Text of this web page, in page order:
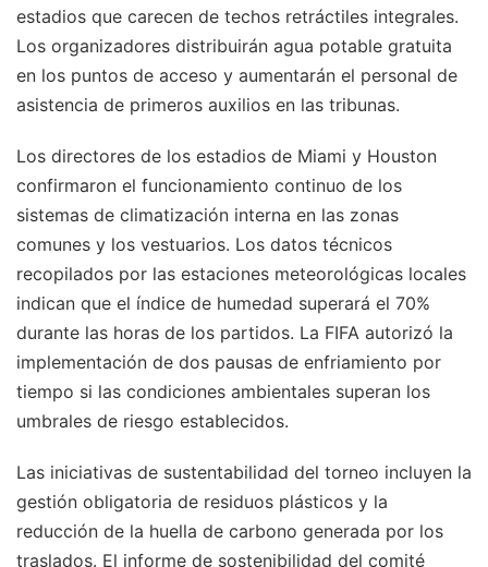
estadios que carecen de techos retráctiles integrales.
Los organizadores distribuirán agua potable gratuita
en los puntos de acceso y aumentarán el personal de
asistencia de primeros auxilios en las tribunas.
Los directores de los estadios de Miami y Houston
confirmaron el funcionamiento continuo de los
sistemas de climatización interna en las zonas
comunes y los vestuarios. Los datos técnicos
recopilados por las estaciones meteorológicas locales
indican que el índice de humedad superará el 70%
durante las horas de los partidos. La FIFA autorizó la
implementación de dos pausas de enfriamiento por
tiempo si las condiciones ambientales superan los
umbrales de riesgo establecidos.
Las iniciativas de sustentabilidad del torneo incluyen la
gestión obligatoria de residuos plásticos y la
reducción de la huella de carbono generada por los
traslados. El informe de sostenibilidad del comité